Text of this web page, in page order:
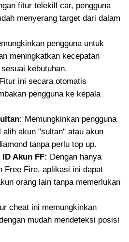
fitur telekill car, pengguna
menyerang target dari dalam
pengguna untuk
meningkatkan kecepatan
kebutuhan.
Fitur ini secara otomatis
pengguna ke kepala
Memungkinkan pengguna
alih akun "sultan" atau akun
tanpa perlu top up.
Akun FF: Dengan hanya
Free Fire, aplikasi ini dapat
orang lain tanpa memerlukan
cheat ini memungkinkan
mudah mendeteksi posisi